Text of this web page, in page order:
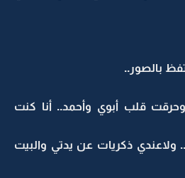
بالصور..
قلب أبوي وأحمد.. أنا كنت
ذكريات عن يدتي والبيت